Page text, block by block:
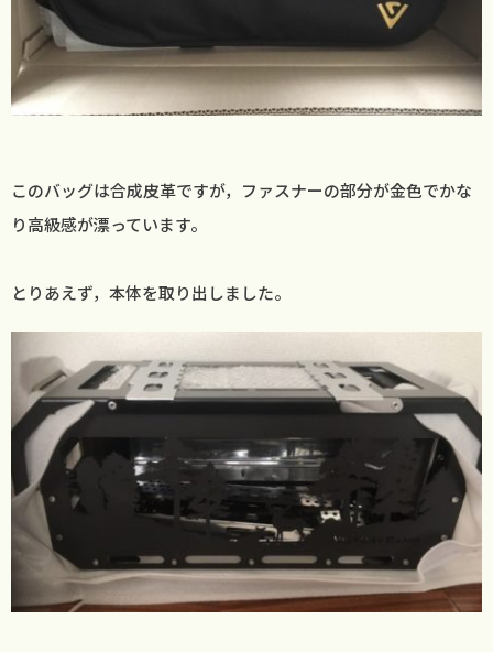
このバッグは合成皮革ですが，ファスナーの部分が金色でかな
り高級感が漂っています。
とりあえず，本体を取り出しました。